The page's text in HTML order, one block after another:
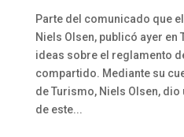
Parte del comunicado que
Niels Olsen, publicó ayer en
ideas sobre el reglamento
compartido. Mediante su
de Turismo, Niels Olsen,
de este...